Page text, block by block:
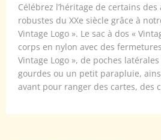
Célébrez l’héritage de certains
robustes du XXe siècle grâce à
Vintage Logo ». Le sac à dos «
corps en nylon avec des
Vintage Logo », de poches
gourdes ou un petit parapluie,
avant pour ranger des cartes, des